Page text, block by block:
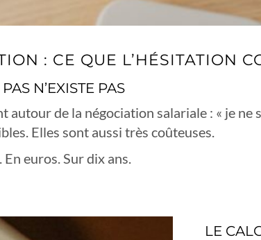
: CE QUE L’HÉSITATION
N’EXISTE PAS
de la négociation salariale : « je ne
Elles sont aussi très coûteuses.
euros. Sur dix ans.
LE